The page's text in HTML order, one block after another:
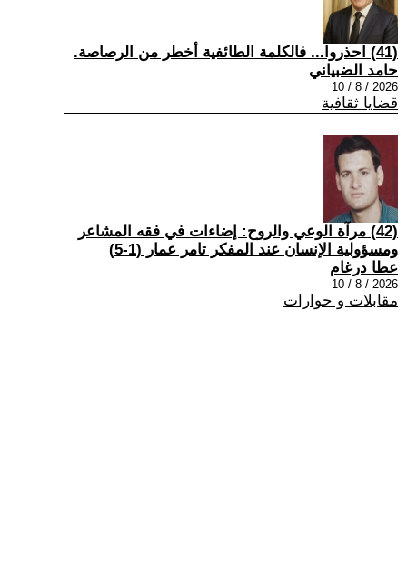
(41) احذروا... فالكلمة الطائفية أخطر من الرصاصة.
حامد الضبياني
2026 / 8 / 10
قضايا ثقافية
(42) مرآة الوعي والروح: إضاءات في فقه المشاعر
ومسؤولية الإنسان عند المفكر تامر عمار (1-5)
عطا درغام
2026 / 8 / 10
مقابلات و حوارات